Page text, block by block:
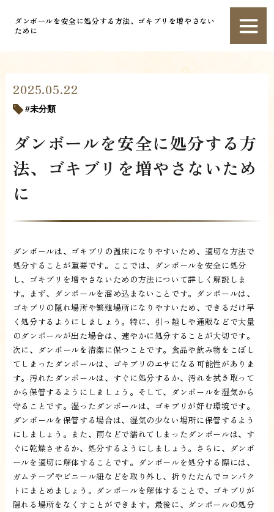
ダンボールを安全に処分する方法、ゴキブリを増やさない
ために
2025.05.22
未分類
ダンボールを安全に処分する方
法、ゴキブリを増やさないため
に
ダンボールは、ゴキブリの温床になりやすいため、適切な方法で
処分することが重要です。ここでは、ダンボールを安全に処分
し、ゴキブリを増やさないための方法について詳しく解説しま
す。まず、ダンボールを溜め込まないことです。ダンボールは、
ゴキブリの隠れ場所や繁殖場所になりやすいため、できるだけ早
く処分するようにしましょう。特に、引っ越しや通販などで大量
のダンボールが出た場合は、速やかに処分することが大切です。
次に、ダンボールを清潔に保つことです。食品や飲み物をこぼし
てしまったダンボールは、ゴキブリのエサになる可能性がありま
す。汚れたダンボールは、すぐに処分するか、汚れを拭き取って
から保管するようにしましょう。そして、ダンボールを湿気から
守ることです。湿ったダンボールは、ゴキブリが好む環境です。
ダンボールを保管する場合は、湿気の少ない場所に保管するよう
にしましょう。また、雨などで濡れてしまったダンボールは、す
ぐに乾燥させるか、処分するようにしましょう。さらに、ダンボ
ールを適切に解体することです。ダンボールを処分する際には、
ガムテープやビニール紐などを取り外し、折りたたんでコンパク
トにまとめましょう。ダンボールを解体することで、ゴキブリが
隠れる場所をなくすことができます。最後に、ダンボールの処分